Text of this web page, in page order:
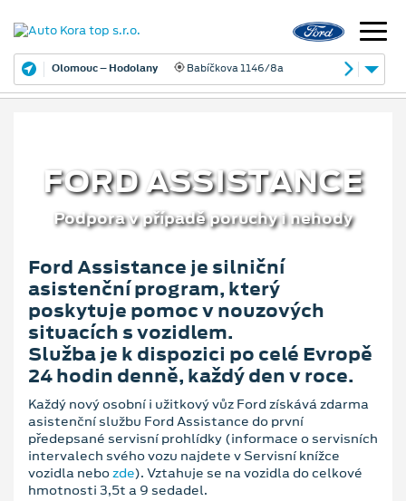
Olomouc – Hodolany Babíčkova 1146/8a
FORD ASSISTANCE
Podpora v případě poruchy i nehody
Ford Assistance je silniční
asistenční program, který
poskytuje pomoc v nouzových
situacích s vozidlem.
Služba je k dispozici po celé Evropě
24 hodin denně, každý den v roce.
Každý nový osobní i užitkový vůz Ford získává zdarma
asistenční službu Ford Assistance do první
předepsané servisní prohlídky (informace o servisních
intervalech svého vozu najdete v Servisní knížce
vozidla nebozde). Vztahuje se na vozidla do celkové
hmotnosti 3,5t a 9 sedadel.